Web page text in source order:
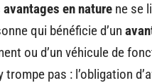
en nature ne se
qui bénéficie d’un
ou d’un véhicule de
trompe pas : l’obligation